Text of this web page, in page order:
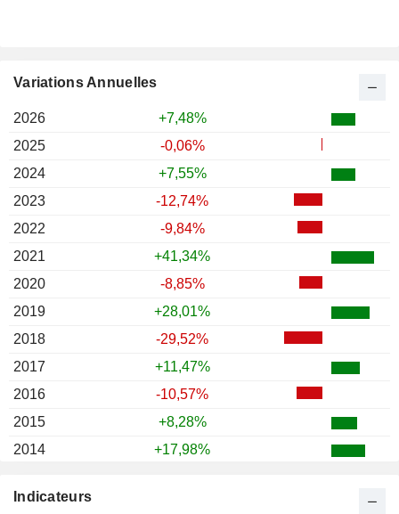
Indicateurs
Variations Annuelles
2026
+7,48%
2025
-0,06%
2024
+7,55%
2023
-12,74%
2022
-9,84%
2021
+41,34%
2020
-8,85%
2019
+28,01%
2018
-29,52%
2017
+11,47%
2016
-10,57%
2015
+8,28%
2014
+17,98%
2012